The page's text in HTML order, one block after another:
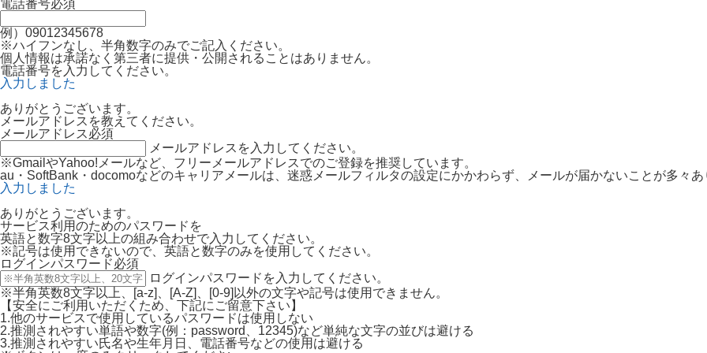
電話番号必須
例）09012345678
※ハイフンなし、半角数字のみでご記入ください。
個人情報は承諾なく第三者に提供・公開されることはありません。
電話番号を入力してください。
入力しました
ありがとうございます。
メールアドレスを教えてください。
メールアドレス必須
メールアドレスを入力してください。
※GmailやYahoo!メールなど、フリーメールアドレスでのご登録を推奨しています。
au・SoftBank・docomoなどのキャリアメールは、迷惑メールフィルタの設定にかかわらず、メールが届かないことが多々あ
入力しました
ありがとうございます。
サービス利用のためのパスワードを
英語と数字8文字以上の組み合わせで入力してください。
※記号は使用できないので、英語と数字のみを使用してください。
ログインパスワード必須
ログインパスワードを入力してください。
※半角英数8文字以上、[a-z]、[A-Z]、[0-9]以外の文字や記号は使用できません。
【安全にご利用いただくため、下記にご留意下さい】
1.他のサービスで使用しているパスワードは使用しない
2.推測されやすい単語や数字(例：password、12345)など単純な文字の並びは避ける
3.推測されやすい氏名や生年月日、電話番号などの使用は避ける